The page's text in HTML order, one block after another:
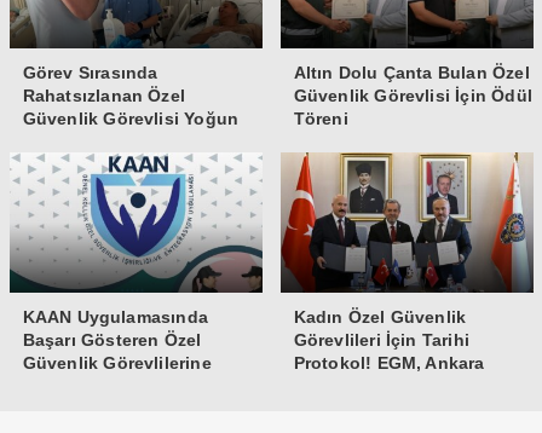
Görev Sırasında
Rahatsızlanan Özel
Güvenlik Görevlisi Yoğun
Altın Dolu Çanta Bulan Özel
Güvenlik Görevlisi İçin Ödül
Töreni
KAAN Uygulamasında
Başarı Gösteren Özel
Güvenlik Görevlilerine
Kadın Özel Güvenlik
Görevlileri İçin Tarihi
Protokol! EGM, Ankara